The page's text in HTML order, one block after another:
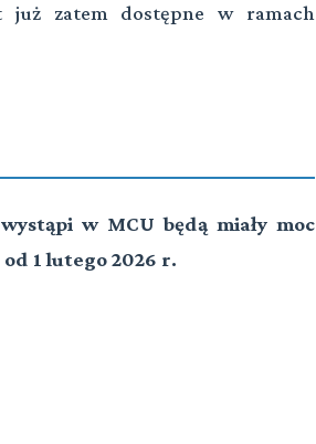
już zatem dostępne w ramach
w MCU będą miały moc
1 lutego 2026 r.